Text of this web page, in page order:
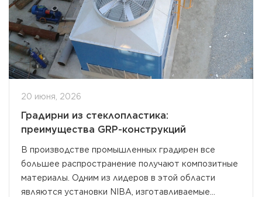
20 июня, 2026
Градирни из стеклопластика:
преимущества GRP-конструкций
В производстве промышленных градирен все
большее распространение получают композитные
материалы. Одним из лидеров в этой области
являются установки NIBA, изготавливаемые...